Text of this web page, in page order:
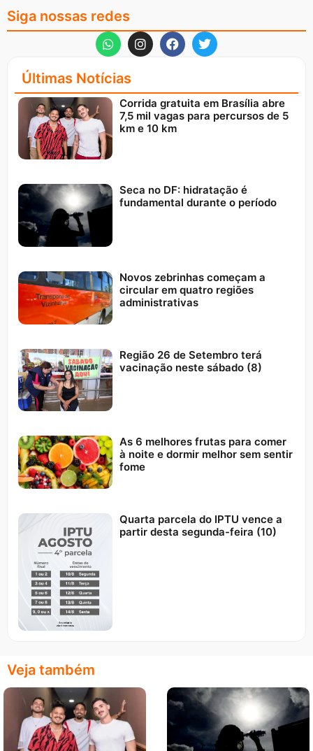
Siga nossas redes
Últimas Notícias
Corrida gratuita em Brasília abre
7,5 mil vagas para percursos de 5
km e 10 km
Seca no DF: hidratação é
fundamental durante o período
Novos zebrinhas começam a
circular em quatro regiões
administrativas
Região 26 de Setembro terá
vacinação neste sábado (8)
As 6 melhores frutas para comer
à noite e dormir melhor sem sentir
fome
Quarta parcela do IPTU vence a
partir desta segunda-feira (10)
Veja também